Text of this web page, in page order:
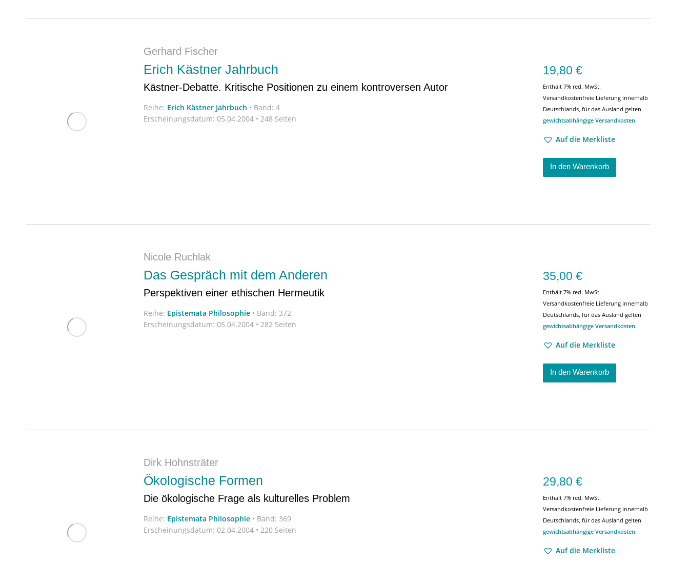
Gerhard Fischer
Erich Kästner Jahrbuch
Kästner-Debatte. Kritische Positionen zu einem kontroversen Autor
Reihe: Erich Kästner Jahrbuch • Band: 4
Erscheinungsdatum: 05.04.2004 • 248 Seiten
19,80 €
Enthält 7% red. MwSt.
Versandkostenfreie Lieferung innerhalb
Deutschlands, für das Ausland gelten
gewichtsabhängige Versandkosten.
Auf die Merkliste
In den Warenkorb
Nicole Ruchlak
Das Gespräch mit dem Anderen
Perspektiven einer ethischen Hermeutik
Reihe: Epistemata Philosophie • Band: 372
Erscheinungsdatum: 05.04.2004 • 282 Seiten
35,00 €
Enthält 7% red. MwSt.
Versandkostenfreie Lieferung innerhalb
Deutschlands, für das Ausland gelten
gewichtsabhängige Versandkosten.
Auf die Merkliste
In den Warenkorb
Dirk Hohnsträter
Ökologische Formen
Die ökologische Frage als kulturelles Problem
Reihe: Epistemata Philosophie • Band: 369
Erscheinungsdatum: 02.04.2004 • 220 Seiten
29,80 €
Enthält 7% red. MwSt.
Versandkostenfreie Lieferung innerhalb
Deutschlands, für das Ausland gelten
gewichtsabhängige Versandkosten.
Auf die Merkliste